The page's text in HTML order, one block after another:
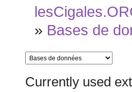
» Bases de
Currently used